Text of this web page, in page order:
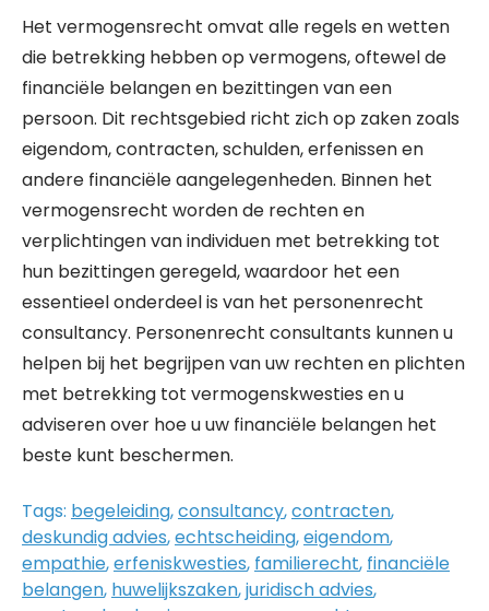
Het vermogensrecht omvat alle regels en wetten
die betrekking hebben op vermogens, oftewel de
financiële belangen en bezittingen van een
persoon. Dit rechtsgebied richt zich op zaken zoals
eigendom, contracten, schulden, erfenissen en
andere financiële aangelegenheden. Binnen het
vermogensrecht worden de rechten en
verplichtingen van individuen met betrekking tot
hun bezittingen geregeld, waardoor het een
essentieel onderdeel is van het personenrecht
consultancy. Personenrecht consultants kunnen u
helpen bij het begrijpen van uw rechten en plichten
met betrekking tot vermogenskwesties en u
adviseren over hoe u uw financiële belangen het
beste kunt beschermen.
Tags: begeleiding,consultancy,contracten,
deskundig advies,echtscheiding,eigendom,
empathie,erfeniskwesties, familierecht, financiële
belangen, huwelijkszaken,juridisch advies,